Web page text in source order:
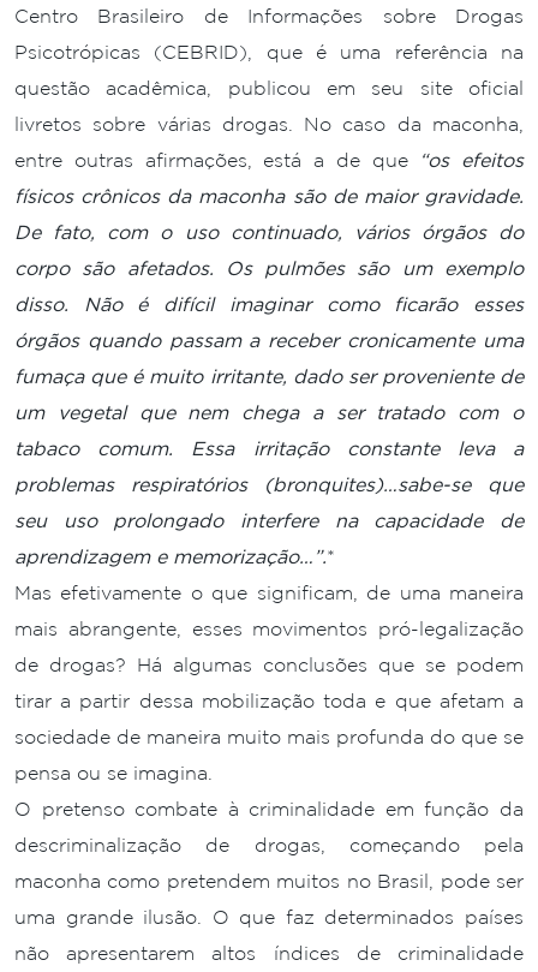
Centro Brasileiro de Informações sobre Drogas
Psicotrópicas (CEBRID), que é uma referência na
questão acadêmica, publicou em seu site oficial
livretos sobre várias drogas. No caso da maconha,
entre outras afirmações, está a de que
“os efeitos
físicos crônicos da maconha são de maior gravidade.
De fato, com o uso continuado, vários órgãos do
corpo são afetados. Os pulmões são um exemplo
disso. Não é difícil imaginar como ficarão esses
órgãos quando passam a receber cronicamente uma
fumaça que é muito irritante, dado ser proveniente de
um vegetal que nem chega a ser tratado com o
tabaco comum. Essa irritação constante leva a
problemas respiratórios (bronquites)…sabe-se que
seu uso prolongado interfere na capacidade de
aprendizagem e memorização…”.*
Mas efetivamente o que significam, de uma maneira
mais abrangente, esses movimentos pró-legalização
de drogas? Há algumas conclusões que se podem
tirar a partir dessa mobilização toda e que afetam a
sociedade de maneira muito mais profunda do que se
pensa ou se imagina.
O pretenso combate à criminalidade em função da
descriminalização de drogas, começando pela
maconha como pretendem muitos no Brasil, pode ser
uma grande ilusão. O que faz determinados países
não apresentarem altos índices de criminalidade